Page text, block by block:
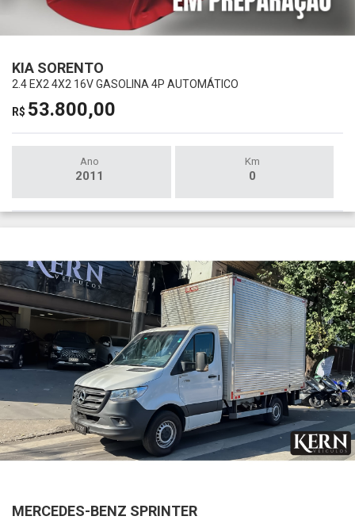
KIA SORENTO
2.4 EX2 4X2 16V GASOLINA 4P AUTOMÁTICO
R$ 53.800,00
Ano
2011
Km
0
MERCEDES-BENZ SPRINTER